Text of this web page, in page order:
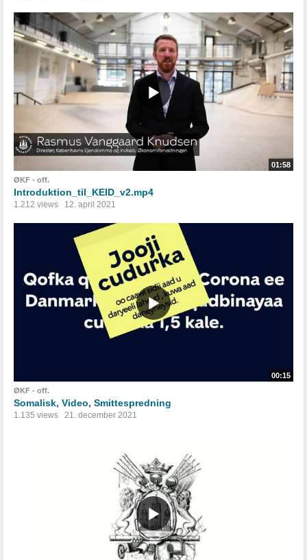
01:58
ØKF - off.
Introduktion_til_KEID_v2.mp4
1.212 views 12. april 2021
00:15
ØKF - off.
Somalisk, Video, Smittespredning
1.135 views 21. december 2021